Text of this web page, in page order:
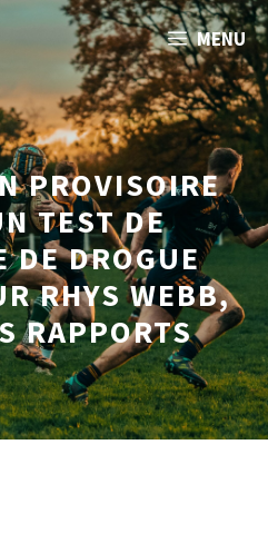
MENU
PROVISOIRE
TEST DE
DE DROGUE
RHYS WEBB,
RAPPORTS